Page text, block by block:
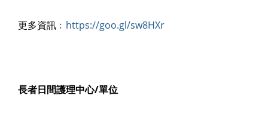
更多資訊﹕ https://goo.gl/sw8HXr
長者日間護理中心/單位